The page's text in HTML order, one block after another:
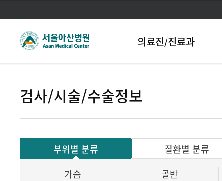
본문바로가기
의료진/진료과
검사/시술/수술정보
부위별 분류
가슴
골반
질환별 분류